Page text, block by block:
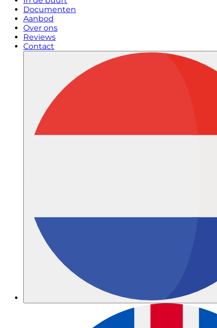
Documenten
Aanbod
Over ons
Reviews
Contact